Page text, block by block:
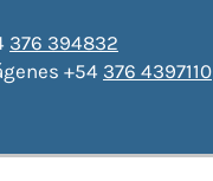
376 394832
+54 376 4397110